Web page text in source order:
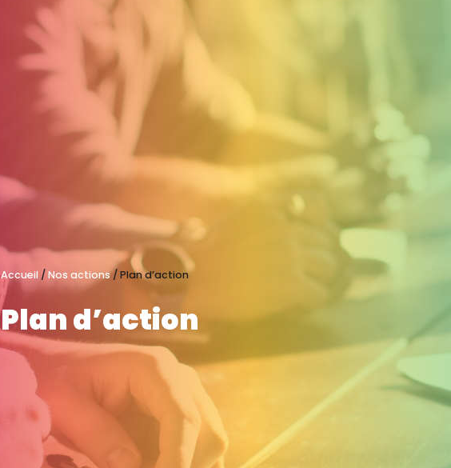
Accueil /Nos actions/Plan d’action
Plan d’action